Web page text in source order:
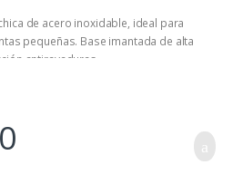
de acero inoxidable, ideal para
pequeñas. Base imantada de alta
antirayaduras.